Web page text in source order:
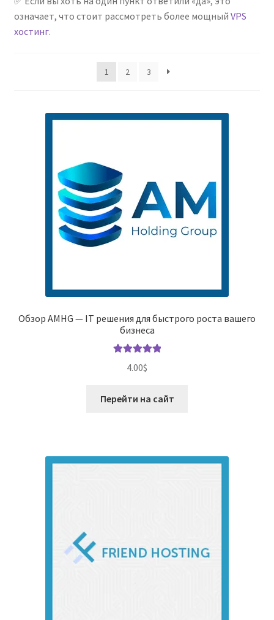
означает, что стоит рассмотреть более мощный VPS
хостинг.
1 2 3
Обзор AMHG — IT решения для быстрого роста вашего
бизнеса
из 5
4.00$
Перейти на сайт